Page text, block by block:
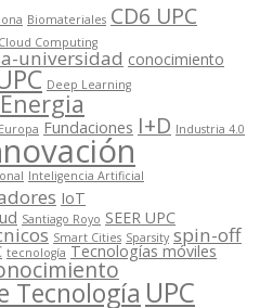
Biomateriales CD6 UPC
Cloud Computing
universidad conocimiento
Deep Learning
Energia
Europa Fundaciones I+D Industria 4.0
Inteligencia Artificial
IoT
Santiago Royo SEER UPC
Smart Cities Sparsity spin-off
tecnología Tecnologías móviles
Tecnología UPC